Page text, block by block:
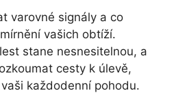
varovné signály a co
vašich obtíží.
stane nesnesitelnou, a
cesty k úlevě,
každodenní pohodu.